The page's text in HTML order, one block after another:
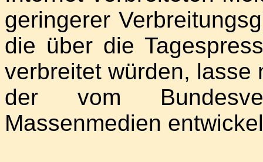
geringerer
die über die
verbreitet würden, lasse
der vom
Massenmedien